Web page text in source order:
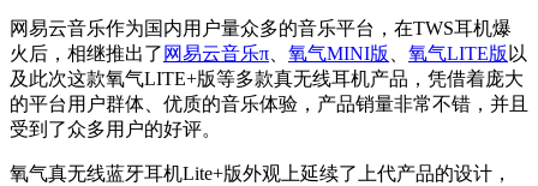
网易云音乐作为国内用户量众多的音乐平台，在TWS耳机爆
火后，相继推出了 网易云音乐π 氧气MINI版 氧气LITE版 以
及此次这款氧气LITE+版等多款真无线耳机产品，凭借着庞大
的平台用户群体、优质的音乐体验，产品销量非常不错，并且
受到了众多用户的好评。
氧气真无线蓝牙耳机Lite+版外观上延续了上代产品的设计，